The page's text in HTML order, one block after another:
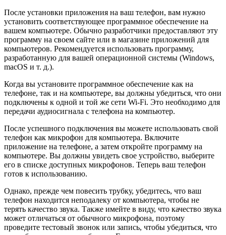
После установки приложения на ваш телефон, вам нужно
установить соответствующее программное обеспечение на
вашем компьютере. Обычно разработчики предоставляют эту
программу на своем сайте или в магазине приложений для
компьютеров. Рекомендуется использовать программу,
разработанную для вашей операционной системы (Windows,
macOS и т. д.).
Когда вы установите программное обеспечение как на
телефоне, так и на компьютере, вы должны убедиться, что они
подключены к одной и той же сети Wi-Fi. Это необходимо для
передачи аудиосигнала с телефона на компьютер.
После успешного подключения вы можете использовать свой
телефон как микрофон для компьютера. Включите
приложение на телефоне, а затем откройте программу на
компьютере. Вы должны увидеть свое устройство, выберите
его в списке доступных микрофонов. Теперь ваш телефон
готов к использованию.
Однако, прежде чем повесить трубку, убедитесь, что ваш
телефон находится неподалеку от компьютера, чтобы не
терять качество звука. Также имейте в виду, что качество звука
может отличаться от обычного микрофона, поэтому
проведите тестовый звонок или запись, чтобы убедиться, что